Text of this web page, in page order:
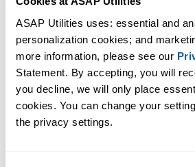
ASAP Utilities uses: essential and
personalization cookies; and
more information, please see our
Statement. By accepting, you will
you decline, we will only place
cookies. You can change your
the privacy settings.